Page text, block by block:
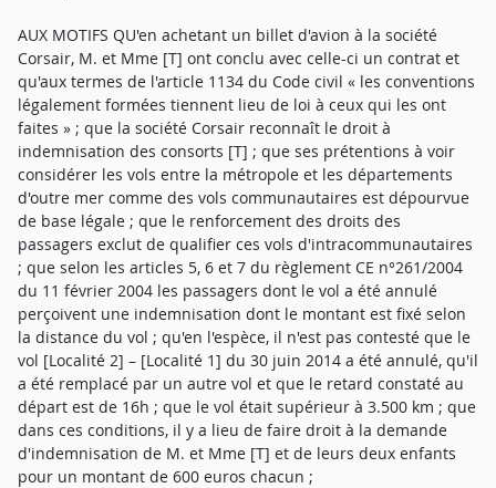
AUX MOTIFS QU'en achetant un billet d'avion à la société
Corsair, M. et Mme [T] ont conclu avec celle-ci un contrat et
qu'aux termes de l'article 1134 du Code civil « les conventions
légalement formées tiennent lieu de loi à ceux qui les ont
faites » ; que la société Corsair reconnaît le droit à
indemnisation des consorts [T] ; que ses prétentions à voir
considérer les vols entre la métropole et les départements
d'outre mer comme des vols communautaires est dépourvue
de base légale ; que le renforcement des droits des
passagers exclut de qualifier ces vols d'intracommunautaires
; que selon les articles 5, 6 et 7 du règlement CE n°261/2004
du 11 février 2004 les passagers dont le vol a été annulé
perçoivent une indemnisation dont le montant est fixé selon
la distance du vol ; qu'en l'espèce, il n'est pas contesté que le
vol [Localité 2] – [Localité 1] du 30 juin 2014 a été annulé, qu'il
a été remplacé par un autre vol et que le retard constaté au
départ est de 16h ; que le vol était supérieur à 3.500 km ; que
dans ces conditions, il y a lieu de faire droit à la demande
d'indemnisation de M. et Mme [T] et de leurs deux enfants
pour un montant de 600 euros chacun ;